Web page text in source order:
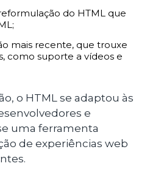
do HTML que
mais recente, que trouxe
como suporte a vídeos e
o HTML se adaptou às
e
uma ferramenta
de experiências web